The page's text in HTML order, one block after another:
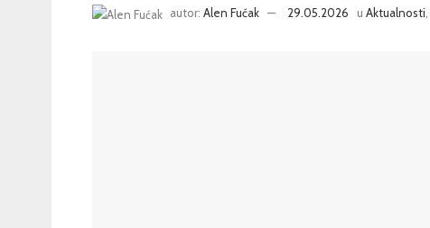
autor: Alen Fućak 29.05.2026 u Aktualnosti